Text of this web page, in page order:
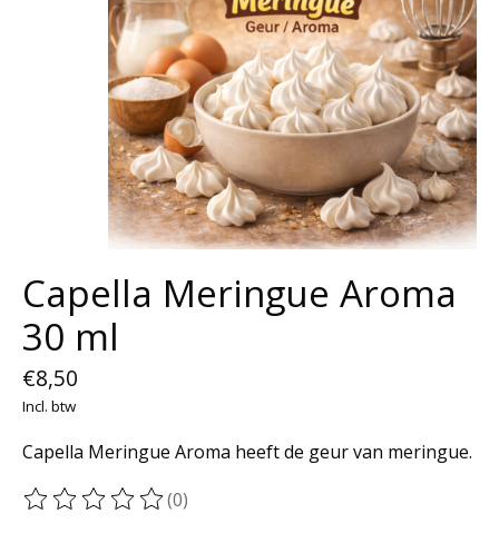
Capella Meringue Aroma
30 ml
€8,50
Incl. btw
Capella Meringue Aroma heeft de geur van meringue.
De beoordeling van dit product is
(0)